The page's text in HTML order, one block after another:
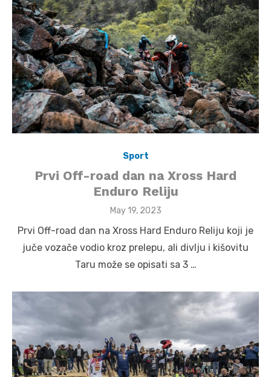
Sport
Prvi Off-road dan na Xross Hard
Enduro Reliju
Posted
May 19, 2023
Prvi Off-road dan na Xross Hard Enduro Reliju koji je
juče vozače vodio kroz prelepu, ali divlju i kišovitu
Taru može se opisati sa 3 …